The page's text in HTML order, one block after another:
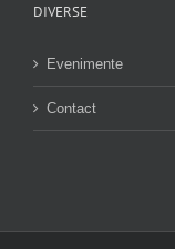
DIVERSE
Evenimente
Contact